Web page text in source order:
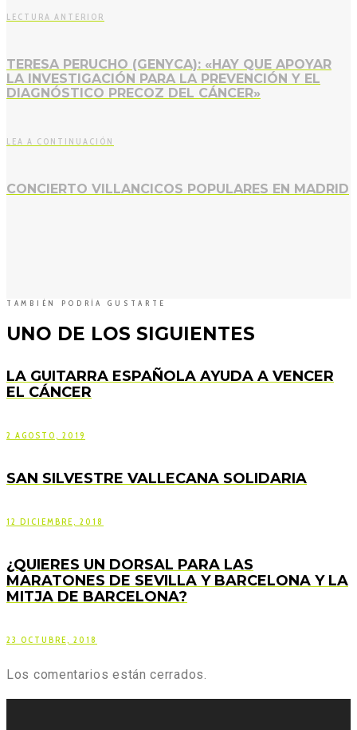
LECTURA ANTERIOR
TERESA PERUCHO (GENYCA): «HAY QUE APOYAR
LA INVESTIGACIÓN PARA LA PREVENCIÓN Y EL
DIAGNÓSTICO PRECOZ DEL CÁNCER»
LEA A CONTINUACIÓN
CONCIERTO VILLANCICOS POPULARES EN MADRID
TAMBIÉN PODRÍA GUSTARTE
UNO DE LOS SIGUIENTES
LA GUITARRA ESPAÑOLA AYUDA A VENCER
EL CÁNCER
2 AGOSTO, 2019
SAN SILVESTRE VALLECANA SOLIDARIA
12 DICIEMBRE, 2018
¿QUIERES UN DORSAL PARA LAS
MARATONES DE SEVILLA Y BARCELONA Y LA
MITJA DE BARCELONA?
23 OCTUBRE, 2018
Los comentarios están cerrados.